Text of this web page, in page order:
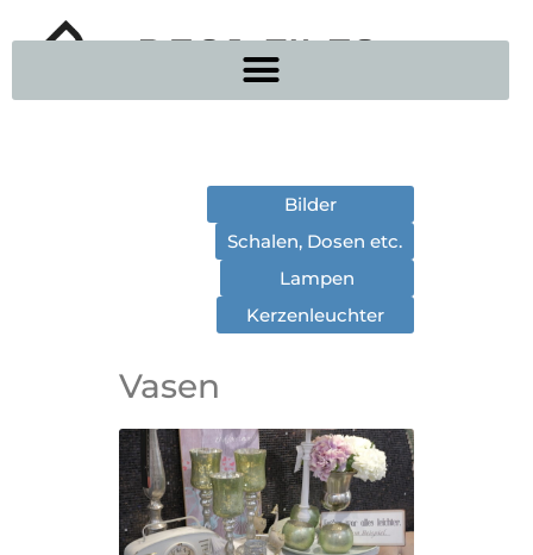
Bilder
Schalen, Dosen etc.
Lampen
Kerzenleuchter
Vasen